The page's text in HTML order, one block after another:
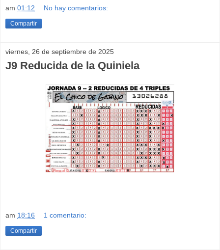
am 01:12 No hay comentarios:
Compartir
viernes, 26 de septiembre de 2025
J9 Reducida de la Quiniela
am 18:16 1 comentario:
Compartir